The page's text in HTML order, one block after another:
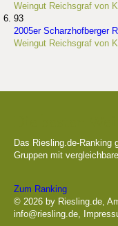
Weingut Reichsgraf von
93
2005er Scharzhofberger
Weingut Reichsgraf von
Das Riesling.de-Ranking
Gruppen mit
Zum Ranking
© 2026 by Riesling.de,
info@riesling.de,